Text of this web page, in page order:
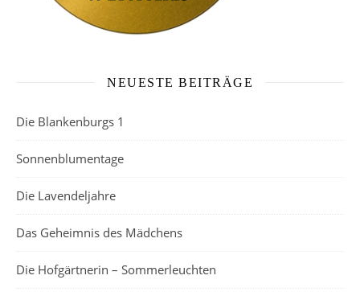
NEUESTE BEITRÄGE
Die Blankenburgs 1
Sonnenblumentage
Die Lavendeljahre
Das Geheimnis des Mädchens
Die Hofgärtnerin – Sommerleuchten